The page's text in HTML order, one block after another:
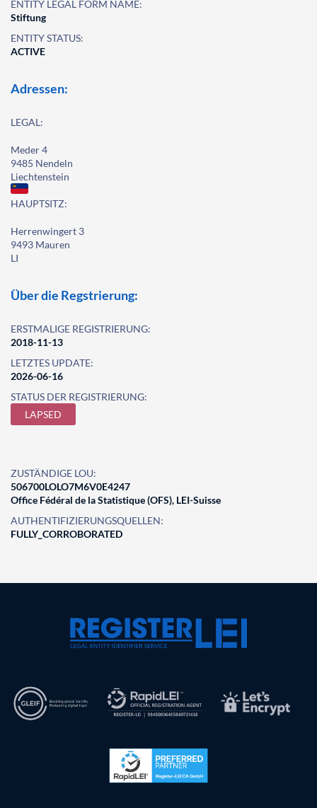
ENTITY LEGAL FORM NAME:
Stiftung
ENTITY STATUS:
ACTIVE
Adressen:
LEGAL:
Meder 4
9485 Nendeln
Liechtenstein
HAUPTSITZ:
Herrenwingert 3
9493 Mauren
LI
Über die Regstrierung:
ERSTMALIGE REGISTRIERUNG:
2018-11-13
LETZTES UPDATE:
2026-06-16
STATUS DER REGISTRIERUNG:
LAPSED
ZUSTÄNDIGE LOU:
506700LOLO7M6V0E4247
Office Fédéral de la Statistique (OFS), LEI-Suisse
AUTHENTIFIZIERUNGSQUELLEN:
FULLY_CORROBORATED